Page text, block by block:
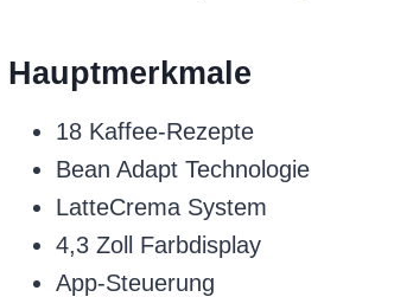
Hauptmerkmale
18 Kaffee-Rezepte
Bean Adapt Technologie
LatteCrema System
4,3 Zoll Farbdisplay
App-Steuerung